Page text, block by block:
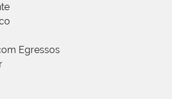
Egressos